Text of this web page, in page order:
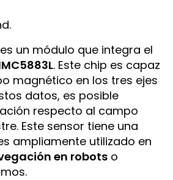
es un módulo que integra el
. Este chip es capaz
magnético en los tres ejes
datos, es posible
respecto al campo
Este sensor tiene una
ampliamente utilizado en
en robots o